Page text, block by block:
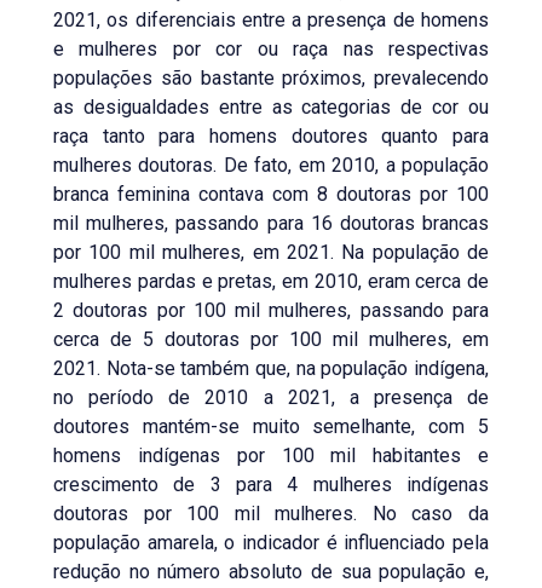
2021, os diferenciais entre a presença de homens
e mulheres por cor ou raça nas respectivas
populações são bastante próximos, prevalecendo
as desigualdades entre as categorias de cor ou
raça tanto para homens doutores quanto para
mulheres doutoras. De fato, em 2010, a população
branca feminina contava com 8 doutoras por 100
mil mulheres, passando para 16 doutoras brancas
por 100 mil mulheres, em 2021. Na população de
mulheres pardas e pretas, em 2010, eram cerca de
2 doutoras por 100 mil mulheres, passando para
cerca de 5 doutoras por 100 mil mulheres, em
2021. Nota-se também que, na população indígena,
no período de 2010 a 2021, a presença de
doutores mantém-se muito semelhante, com 5
homens indígenas por 100 mil habitantes e
crescimento de 3 para 4 mulheres indígenas
doutoras por 100 mil mulheres. No caso da
população amarela, o indicador é influenciado pela
redução no número absoluto de sua população e,